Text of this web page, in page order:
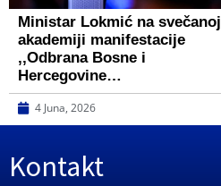
Ministar Lokmić na svečanoj
akademiji manifestacije
,,Odbrana Bosne i
Hercegovine…
4 Juna, 2026
Kontakt